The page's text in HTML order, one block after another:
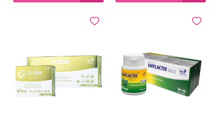
Dodaj do ulubionych Dodaj